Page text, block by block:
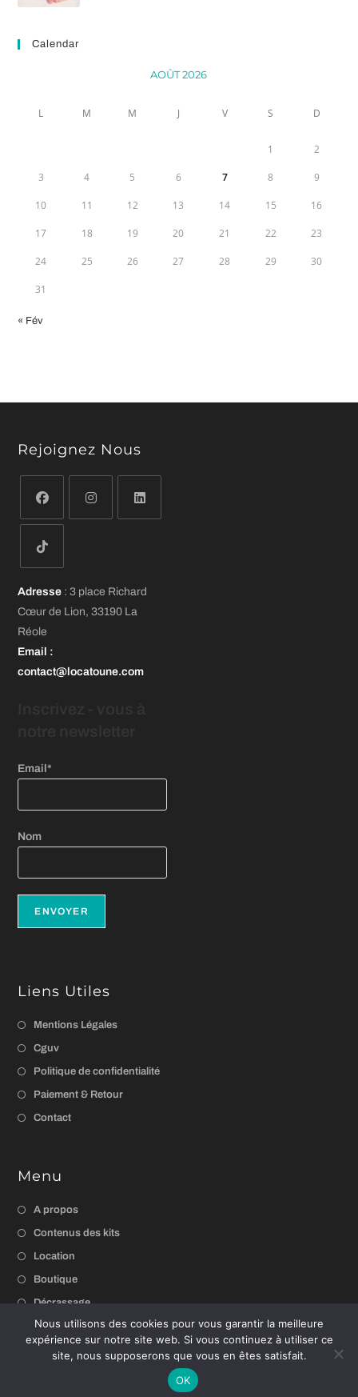
Calendar
AOÛT 2026
L M M J V S D
1 2
3 4 5 6 7 8 9
10 11 12 13 14 15 16
17 18 19 20 21 22 23
24 25 26 27 28 29 30
31
« Fév
Rejoignez Nous
S’ouvre
dans
un
nouvel
onglet
nouvel
onglet
nouvel
onglet
dans
un
nouvel
onglet
Adresse : 3 place Richard
Cœur de Lion, 33190 La
Réole
Email :
contact@locatoune.com
Email*
Nom
Liens Utiles
Mentions Légales
Cguv
Politique de confidentialité
Paiement & Retour
Contact
Menu
A propos
Contenus des kits
Location
Boutique
Décrassage
Copyright 2022 - Loca'toune - Tous Droits réservés
Nous utilisons des cookies pour vous garantir la meilleure
expérience sur notre site web. Si vous continuez à utiliser ce
site, nous supposerons que vous en êtes satisfait.
OK